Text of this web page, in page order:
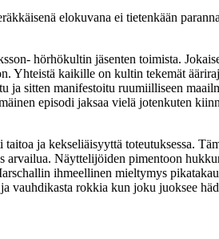
elokuvana ei tietenkään
hörhökultin jäsenten toimista.
Yhteistä kaikille on kultin tekemät
sitten manifestoitu ruumiilliseen
episodi jaksaa vielä jotenkuten
ja kekseliäisyyttä toteutuksessa.
Näyttelijöiden pimentoon
ihmeellinen mieltymys
vauhdikasta rokkia kun joku juoksee